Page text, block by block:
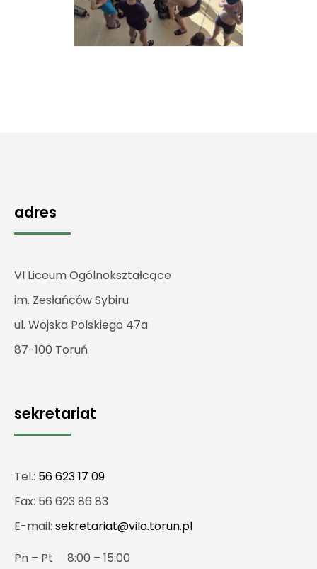
adres
VI Liceum Ogólnokształcące
im. Zesłańców Sybiru
ul. Wojska Polskiego 47a
87-100 Toruń
sekretariat
Tel.: 56 623 17 09
Fax: 56 623 86 83
E-mail: sekretariat@vilo.torun.pl
Pn – Pt 8:00 – 15:00